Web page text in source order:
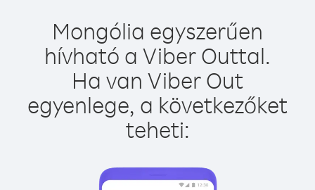
Mongólia egyszerűen
hívható a Viber Outtal.
Ha van Viber Out
egyenlege, a következőket
teheti: